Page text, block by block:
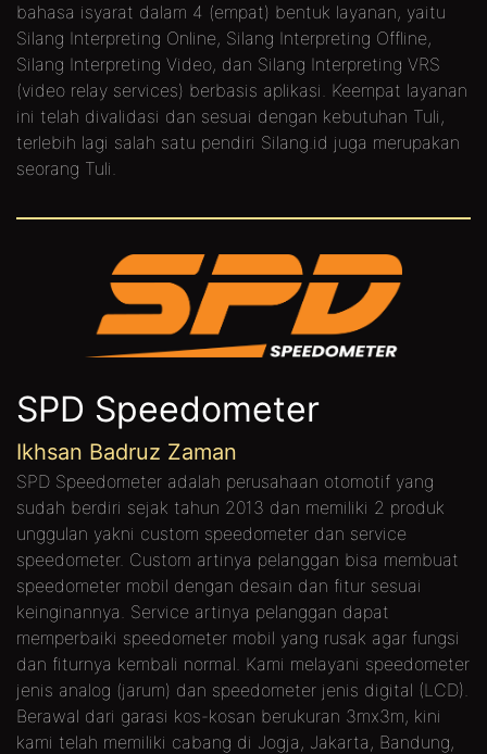
bahasa isyarat dalam 4 (empat) bentuk layanan, yaitu
Silang Interpreting Online, Silang Interpreting Offline,
Silang Interpreting Video, dan Silang Interpreting VRS
(video relay services) berbasis aplikasi. Keempat layanan
ini telah divalidasi dan sesuai dengan kebutuhan Tuli,
terlebih lagi salah satu pendiri Silang.id juga merupakan
seorang Tuli.
SPD Speedometer
Ikhsan Badruz Zaman
SPD Speedometer adalah perusahaan otomotif yang
sudah berdiri sejak tahun 2013 dan memiliki 2 produk
unggulan yakni custom speedometer dan service
speedometer. Custom artinya pelanggan bisa membuat
speedometer mobil dengan desain dan fitur sesuai
keinginannya. Service artinya pelanggan dapat
memperbaiki speedometer mobil yang rusak agar fungsi
dan fiturnya kembali normal. Kami melayani speedometer
jenis analog (jarum) dan speedometer jenis digital (LCD).
Berawal dari garasi kos-kosan berukuran 3mx3m, kini
kami telah memiliki cabang di Jogja, Jakarta, Bandung,